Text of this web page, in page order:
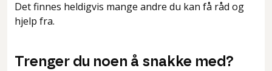
Det finnes heldigvis mange andre du kan få råd og
hjelp fra.
Trenger du noen å snakke med?